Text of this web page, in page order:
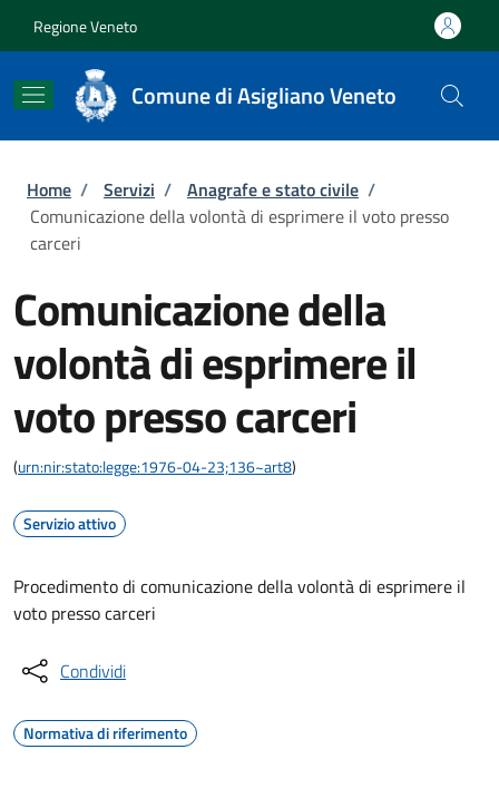
Regione Veneto
Comune di Asigliano Veneto
Briciole di pane
Home / Servizi / Anagrafe e stato civile /
Comunicazione della volontà di esprimere il voto presso
carceri
Comunicazione della
volontà di esprimere il
voto presso carceri
(urn:nir:stato:legge:1976-04-23;136~art8)
Servizio attivo
Procedimento di comunicazione della volontà di esprimere il
voto presso carceri
Condividi
Normativa di riferimento